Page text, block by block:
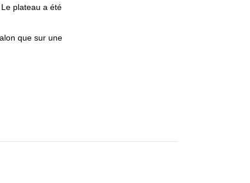
plateau a été
que sur une